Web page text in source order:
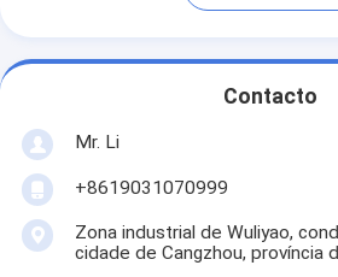
Contacto
Mr. Li
+8619031070999
Zona industrial de Wuliyao,
cidade de Cangzhou, província